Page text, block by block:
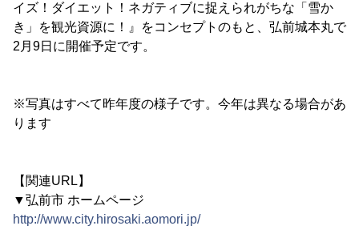
イズ！ダイエット！ネガティブに捉えられがちな「雪か
き」を観光資源に！』をコンセプトのもと、弘前城本丸で
2月9日に開催予定です。
※写真はすべて昨年度の様子です。今年は異なる場合があ
ります
【関連URL】
▼弘前市 ホームページ
http://www.city.hirosaki.aomori.jp/